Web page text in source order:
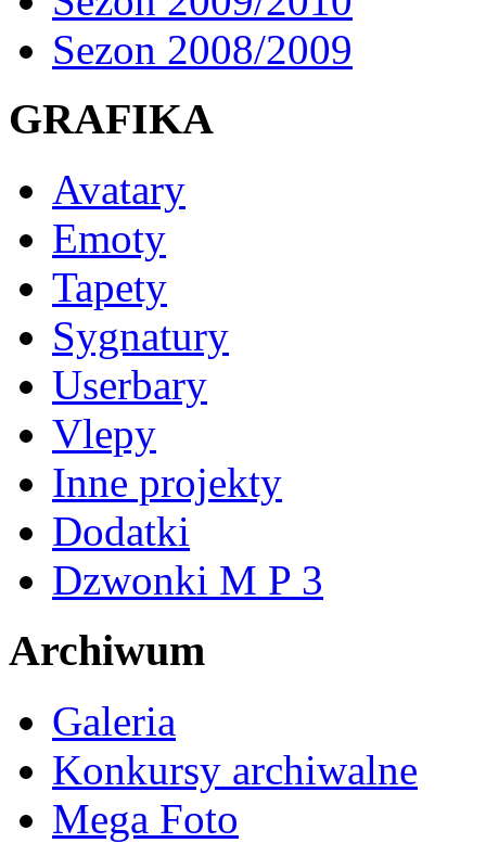
Sezon 2008/2009
GRAFIKA
Avatary
Emoty
Tapety
Sygnatury
Userbary
Vlepy
Inne projekty
Dodatki
Dzwonki M P 3
Archiwum
Galeria
Konkursy archiwalne
Mega Foto